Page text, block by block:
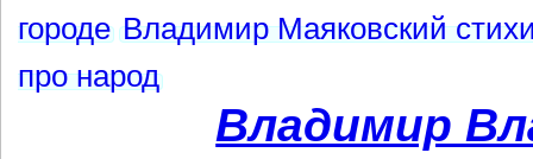
городе Владимир Маяковский
про народ
Владимир